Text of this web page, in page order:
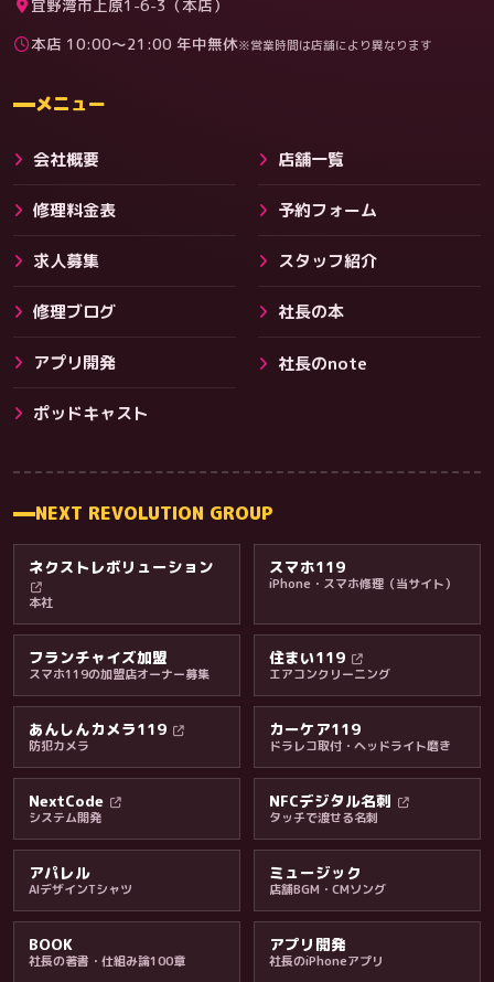
その他サービス
料金・保証・ご案内
料金
宜野湾市上原1-6-3（本店）
本店 10:00〜21:00 年中無休※営業時間は店舗により異なります
メニュー
会社概要 店舗一覧
修理料金表 予約フォーム
求人募集 スタッフ紹介
修理ブログ 社長の本
アプリ開発 社長のnote
ポッドキャスト
NEXT REVOLUTION GROUP
ネクストレボリューション
本社
スマホ119
iPhone・スマホ修理（当サイト）
フランチャイズ加盟
スマホ119の加盟店オーナー募集
住まい119
エアコンクリーニング
あんしんカメラ119
防犯カメラ
カーケア119
ドラレコ取付・ヘッドライト磨き
NextCode
システム開発
NFCデジタル名刺
タッチで渡せる名刺
アパレル
AIデザインTシャツ
ミュージック
店舗BGM・CMソング
BOOK
社長の著書・仕組み論100章
アプリ開発
社長のiPhoneアプリ